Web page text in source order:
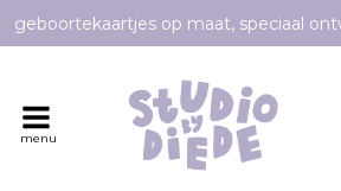
Persoonlijk contact
menu